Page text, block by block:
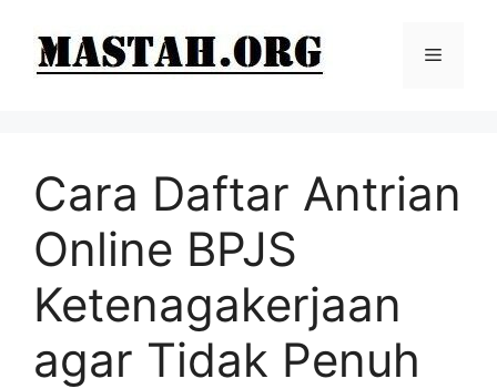
Menu
Cara Daftar Antrian
Online BPJS
Ketenagakerjaan
agar Tidak Penuh